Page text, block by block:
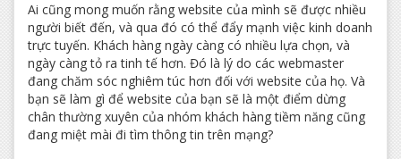
Ai cũng mong muốn rằng website của mình sẽ được nhiều
người biết đến, và qua đó có thể đẩy mạnh việc kinh doanh
trực tuyến. Khách hàng ngày càng có nhiều lựa chọn, và
ngày càng tỏ ra tinh tế hơn. Đó là lý do các webmaster
đang chăm sóc nghiêm túc hơn đối với website của họ. Và
bạn sẽ làm gì để website của bạn sẽ là một điểm dừng
chân thường xuyên của nhóm khách hàng tiềm năng cũng
đang miệt mài đi tìm thông tin trên mạng?